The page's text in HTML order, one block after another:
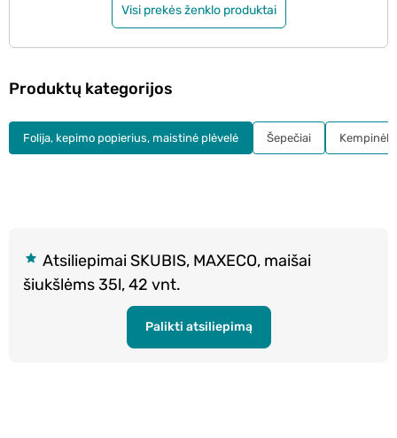
Visi prekės ženklo produktai
Atsiliepimai SKUBIS, MAXECO, maišai
šiukšlėms 35l, 42 vnt.
Palikti atsiliepimą
Produktų kategorijos
Folija, kepimo popierius, maistinė plėvelė Šepečiai